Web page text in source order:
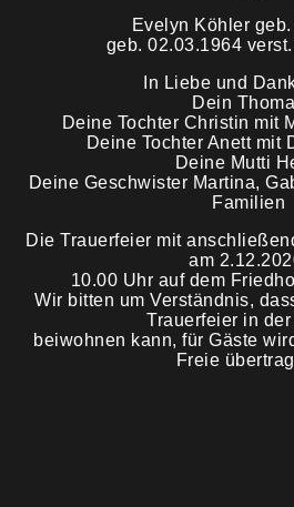
Evelyn Köhler
geb. 02.03.1964
In Liebe und
Dein
Deine Tochter Christin mit
Deine Tochter Anett mit
Deine Mutti
Deine Geschwister Martina,
Familien
Die Trauerfeier mit
am
10.00 Uhr auf dem
Wir bitten um Verständnis,
Trauerfeier in
beiwohnen kann, für Gäste
Freie